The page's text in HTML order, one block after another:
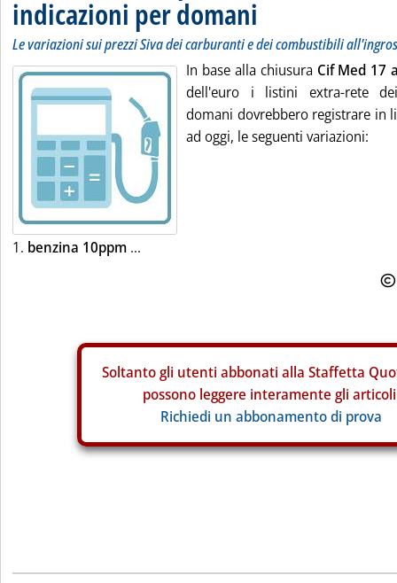
indicazioni per domani
Le variazioni sui prezzi Siva dei carburanti e dei combustibili
In base alla chiusura Cif Med 17
dell'euro i listini extra-rete
domani dovrebbero registrare in
ad oggi, le seguenti variazioni:
1. benzina 10ppm ...
Soltanto gli utenti abbonati alla Staffetta
possono leggere interamente gli
Richiedi un abbonamento di prova